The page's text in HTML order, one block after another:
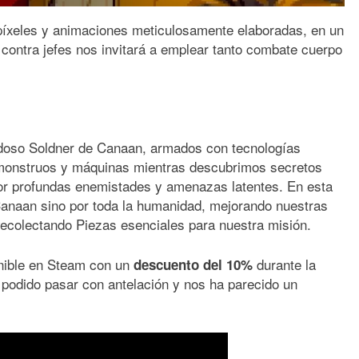
y animaciones meticulosamente elaboradas, en un
jefes nos invitará a emplear tanto combate cuerpo
Soldner de Canaan, armados con tecnologías
y máquinas mientras descubrimos secretos
profundas enemistades y amenazas latentes. En esta
sino por toda la humanidad, mejorando nuestras
Piezas esenciales para nuestra misión.
en Steam con un descuento del 10% durante la
pasar con antelación y nos ha parecido un